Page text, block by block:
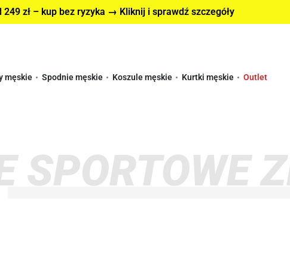
zł – kup bez ryzyka → Kliknij i sprawdź szczegóły
męskie Spodnie męskie Koszule męskie Kurtki męskie Outlet
SPORTOWE